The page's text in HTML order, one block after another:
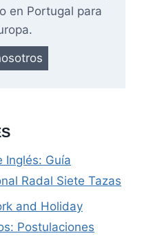
en Portugal para
Inglés: Guía
Radal Siete Tazas
and Holiday
Postulaciones